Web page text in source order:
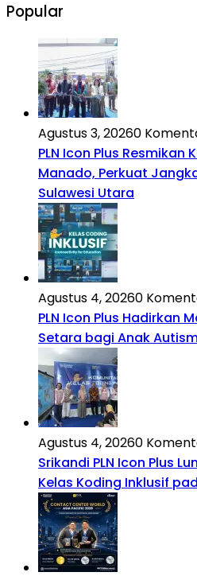
Popular
Agustus 3, 20260
PLN Icon Plus Resmikan
Manado, Perkuat
Sulawesi Utara
Agustus 4, 20260
PLN Icon Plus Hadirkan
Setara bagi Anak
Agustus 4, 20260
Srikandi PLN Icon Plus
Kelas Koding Inklusif